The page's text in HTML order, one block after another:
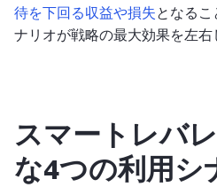
待を下回る収益や損失となる
ナリオが戦略の最大効果を左右
スマートレバ
な4つの利用シ